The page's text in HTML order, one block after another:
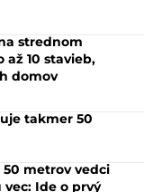
strednom
až 10 stavieb,
domov
takmer 50
metrov vedci
Ide o prvý